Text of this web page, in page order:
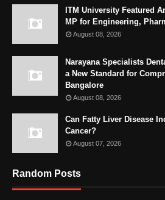
ITM University Featured
MP for Engineering,
August 08, 2026
Narayana Specialists
a New Standard for
Bangalore
August 08, 2026
Can Fatty Liver Disease
Cancer?
August 07, 2026
Random Posts